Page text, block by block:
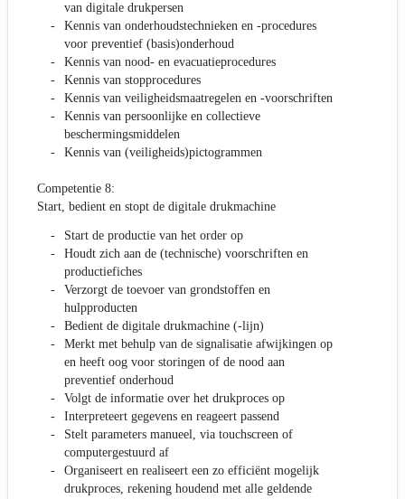
van digitale drukpersen
Kennis van onderhoudstechnieken en -procedures
voor preventief (basis)onderhoud
Kennis van nood- en evacuatieprocedures
Kennis van stopprocedures
Kennis van veiligheidsmaatregelen en -voorschriften
Kennis van persoonlijke en collectieve
beschermingsmiddelen
Kennis van (veiligheids)pictogrammen
Competentie 8:
Start, bedient en stopt de digitale drukmachine
Start de productie van het order op
Houdt zich aan de (technische) voorschriften en
productiefiches
Verzorgt de toevoer van grondstoffen en
hulpproducten
Bedient de digitale drukmachine (-lijn)
Merkt met behulp van de signalisatie afwijkingen op
en heeft oog voor storingen of de nood aan
preventief onderhoud
Volgt de informatie over het drukproces op
Interpreteert gegevens en reageert passend
Stelt parameters manueel, via touchscreen of
computergestuurd af
Organiseert en realiseert een zo efficiënt mogelijk
drukproces, rekening houdend met alle geldende